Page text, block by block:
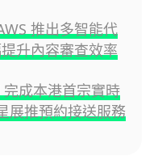
推出多智能代
升內容審查效率
成本港首宗實時
展推預約接送服務